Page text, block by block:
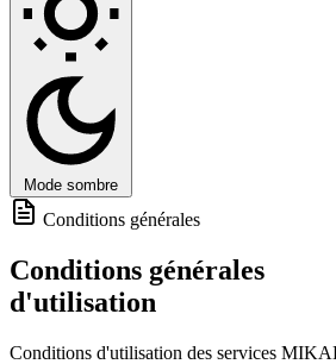
Mode sombre
Conditions générales
Conditions générales
d'utilisation
Conditions d'utilisation des services